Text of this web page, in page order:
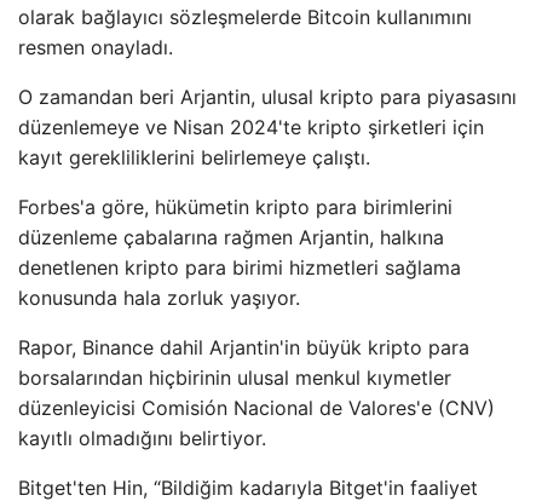
olarak bağlayıcı sözleşmelerde Bitcoin kullanımını
resmen onayladı.
O zamandan beri Arjantin, ulusal kripto para piyasasını
düzenlemeye ve Nisan 2024'te kripto şirketleri için
kayıt gerekliliklerini belirlemeye çalıştı.
Forbes'a göre, hükümetin kripto para birimlerini
düzenleme çabalarına rağmen Arjantin, halkına
denetlenen kripto para birimi hizmetleri sağlama
konusunda hala zorluk yaşıyor.
Rapor, Binance dahil Arjantin'in büyük kripto para
borsalarından hiçbirinin ulusal menkul kıymetler
düzenleyicisi Comisión Nacional de Valores'e (CNV)
kayıtlı olmadığını belirtiyor.
Bitget'ten Hin, “Bildiğim kadarıyla Bitget'in faaliyet